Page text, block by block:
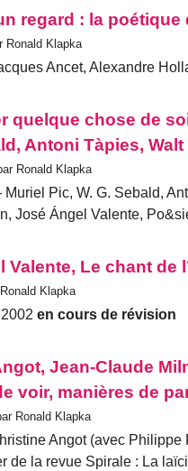
regard : la
Ronald Klapka
Ancet, Alexandre
quelque chose de
Antoni Tàpies,
Ronald Klapka
Pic, W. G. Sebald,
José Ángel Valente,
Valente, Le chant de
Klapka
en cours de révision
Jean-Claude
voir, manières de
Ronald Klapka
Angot (avec Philippe
de la revue Spirale : La